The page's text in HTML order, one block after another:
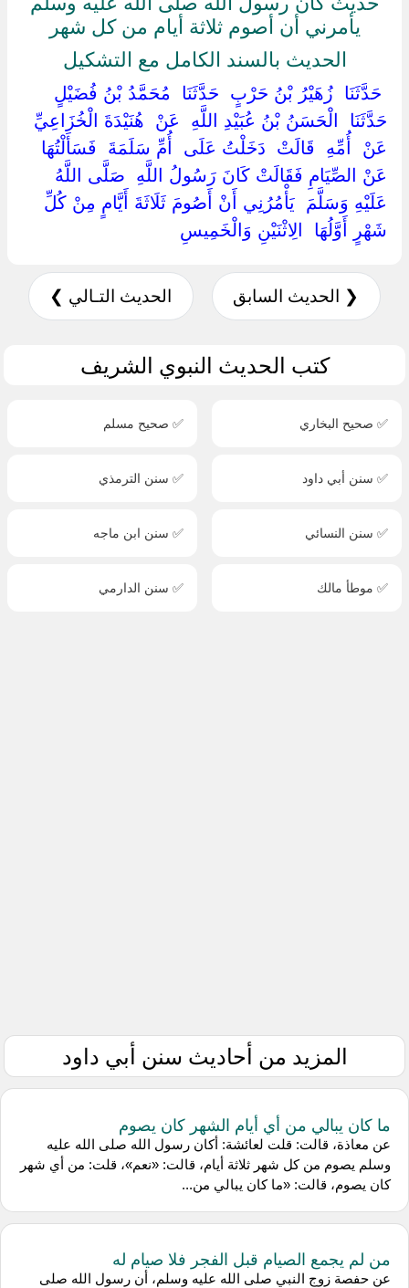
يأمرني أن أصوم ثلاثة أيام من كل شهر
الحديث بالسند الكامل مع التشكيل
‏ ‏حَدَّثَنَا ‏ ‏زُهَيْرُ بْنُ حَرْبٍ ‏ ‏حَدَّثَنَا ‏ ‏مُحَمَّدُ بْنُ فُضَيْلٍ ‏
‏حَدَّثَنَا ‏ ‏الْحَسَنُ بْنُ عُبَيْدِ اللَّهِ ‏ ‏عَنْ ‏ ‏هُنَيْدَةَ الْخُزَاعِيِّ ‏
‏عَنْ ‏ ‏أُمِّهِ ‏ ‏قَالَتْ ‏ ‏دَخَلْتُ عَلَى ‏ ‏أُمِّ سَلَمَةَ ‏ ‏فَسَأَلْتُهَا
عَنْ الصِّيَامِ فَقَالَتْ كَانَ رَسُولُ اللَّهِ ‏ ‏صَلَّى اللَّهُ
عَلَيْهِ وَسَلَّمَ ‏ ‏يَأْمُرُنِي أَنْ أَصُومَ ثَلَاثَةَ أَيَّامٍ مِنْ كُلِّ
شَهْرٍ أَوَّلُهَا ‏ ‏الِاثْنَيْنِ وَالْخَمِيسِ ‏
❮ الحديث السابق الحديث التـالي ❯
كتب الحديث النبوي الشريف
✅ صحيح البخاري ✅ صحيح مسلم
✅ سنن أبي داود ✅ سنن الترمذي
✅ سنن النسائي ✅ سنن ابن ماجه
✅ موطأ مالك ✅ سنن الدارمي
المزيد من أحاديث سنن أبي داود
ما كان يبالي من أي أيام الشهر كان يصوم
عن معاذة، قالت: قلت لعائشة: أكان رسول الله صلى الله عليه
وسلم يصوم من كل شهر ثلاثة أيام، قالت: «نعم»، قلت: من أي شهر
كان يصوم، قالت: «ما كان يبالي من...
من لم يجمع الصيام قبل الفجر فلا صيام له
عن حفصة زوج النبي صلى الله عليه وسلم، أن رسول الله صلى